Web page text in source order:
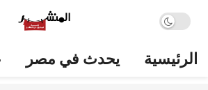
الرئيسية يحدث في مصر